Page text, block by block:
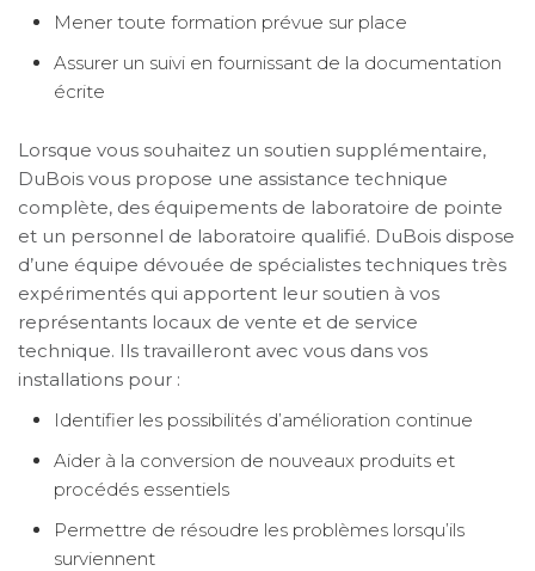
Mener toute formation prévue sur place
Assurer un suivi en fournissant de la documentation
écrite
Lorsque vous souhaitez un soutien supplémentaire,
DuBois vous propose une assistance technique
complète, des équipements de laboratoire de pointe
et un personnel de laboratoire qualifié. DuBois dispose
d’une équipe dévouée de spécialistes techniques très
expérimentés qui apportent leur soutien à vos
représentants locaux de vente et de service
technique. Ils travailleront avec vous dans vos
installations pour :
Identifier les possibilités d’amélioration continue
Aider à la conversion de nouveaux produits et
procédés essentiels
Permettre de résoudre les problèmes lorsqu’ils
surviennent